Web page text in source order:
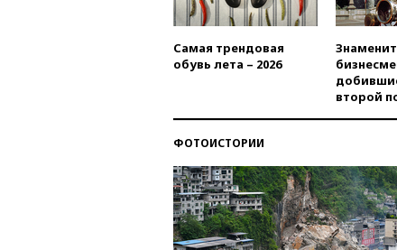
Самая трендовая
обувь лета – 2026
второй
ФОТОИСТОРИИ